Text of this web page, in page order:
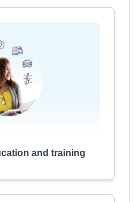
and training